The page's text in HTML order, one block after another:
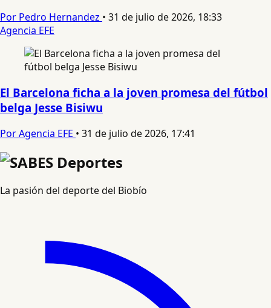
Por Pedro Hernandez • 31 de julio de 2026, 18:33
Agencia EFE
El Barcelona ficha a la joven promesa del fútbol
belga Jesse Bisiwu
Por Agencia EFE • 31 de julio de 2026, 17:41
La pasión del deporte del Biobío